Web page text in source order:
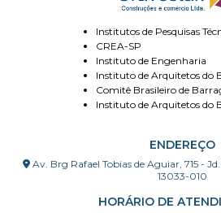
Institutos de Pesquisas
CREA-SP
Instituto de Engenharia
Instituto de Arquitetos do
Comitê Brasileiro de
Instituto de Arquitetos do
ENDEREÇO
Av. Brg Rafael Tobias de Aguiar, 715 -
13033-010
HORÁRIO DE